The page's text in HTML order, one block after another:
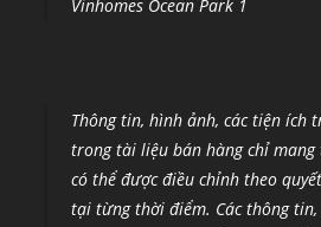
Vinhomes Ocean Park 2 The
Thông tin, hình ảnh, các tiện ích
trong tài liệu bán hàng chỉ